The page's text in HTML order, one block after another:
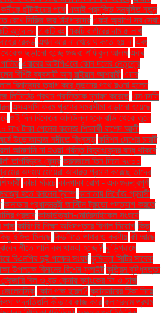
ছাঁটাইয়ের পথে এআই প্রযুক্তি সম্বলিত নতুন
রেখে সিরিজ জয় টাইগারদের একই অ্যাপে সব সেবা:
আন্দোলন একটি বই একটি বার্গারের দাম ৫ লাখ
রেকর্ড এখন আর না খেয়ে থাকতে হয় না এবং
থেকেও ছড়ানো হচ্ছে গুজব: শফিকুল আলম এবার
এবারের আইপিএলে কোন দলের নেতৃত্বে
বিশিষ্ট ব্যবসায়ী আবু রাইয়ান আশয়ারী এয়ার
বিমানবন্দর ত্যাগ করে লন্ডনের পথে রওনা হলেন
লিমিটেড প্রথম প্রান্তিকে মুনাফা করেছে এসএসসি
এসএসসি ফরম পূরণের সময়সীমা বাড়ানো হয়েছে
ওই দিন বিকেলে অলিউল্লাহকে বাড়ি থেকে তুলে
লাখ টাকা পেলেন কলেজ শিক্ষার্থী রাশেদ আলী
উড়োজাহাজ নদীতে বিধ্বস্ত কমিশন দেশের চারটি
আমদানি না হওয়া পর্যন্ত বিদ্যুৎকেন্দ্র বন্ধ থাকবে
তাপবিদ্যুৎ কেন্দ্র করমজলে তিন দিনে ৭৫০০
অদম্য মেয়েরা আবারও প্রমাণ করেছে তাদের
কাঁচা মরিচে কানপাকা রোগ - এক গুরুত্বপুর্ণ
হতে বললেন ট্রাম্প কানাডায় নিখোঁজ প্রবাসী
কানাডার প্রধানমন্ত্রী জাস্টিন ট্রুডো পদত্যাগ করতে
প্রভাব কাভার্ডভ্যান-মোটরসাইকেল সংঘর্ষে
লাভ কারিগরি শিক্ষা অধিদপ্তরে বিশাল নিয়োগ কিছু
ইঙ্গিত মিলছে কিডনিতে পাথর ও করণীয় কী আছে
শীতে পানি কম খাওয়া হচ্ছে? কুড়িগ্রামে
বিএনপির দুই পক্ষের সংঘর্ষ কুমিল্লা সিটির সাবেক
উপলক্ষে বিমানের বিশেষ ফ্লাইট কৃত্রিম বুদ্ধিমত্তা
ট্রেজারি বিল ও বন্ড কেনায় ব্যাংকের ফি ও চার্জ
কোন পক্ষ হারল? ক্যানসারের টিকা নিয়ে
পদ্ধতিগুলি কীভাবে কাজ করে ক্লাসরুমে প্রথম